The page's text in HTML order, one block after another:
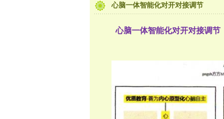
心脑一体智能化对开对接调节
心脑一体智能化对开对接调节